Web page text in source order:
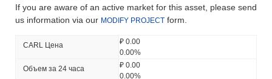
If you are aware of an active market for this asset, please send
us information via our MODIFY PROJECT form.
CARL Цена
₽ 0.00
0.00%
Объем за 24 часа
₽ 0.00
0.00%